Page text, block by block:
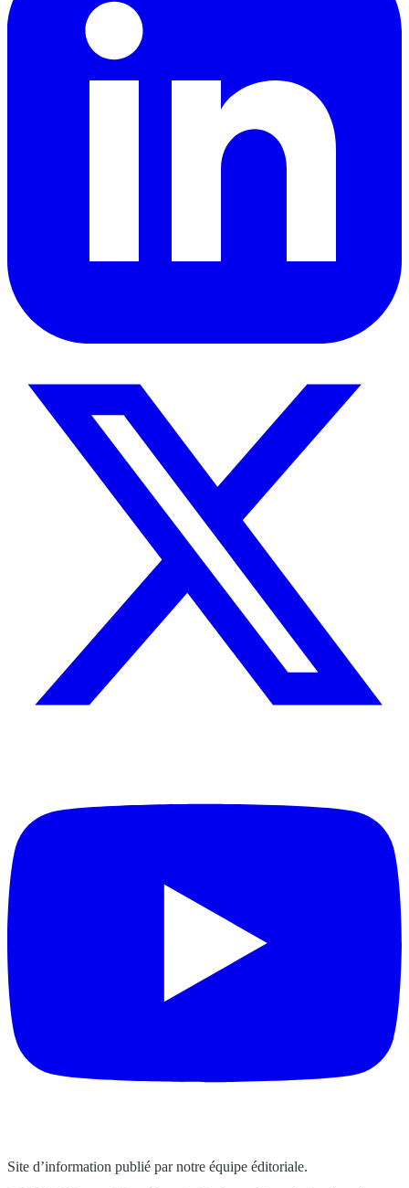
Site d’information publié par notre équipe éditoriale.